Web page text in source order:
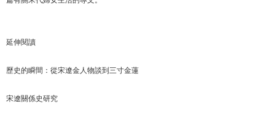
延伸閱讀
歷史的瞬間：從宋遼金人物談到三寸金蓮
宋遼關係史研究